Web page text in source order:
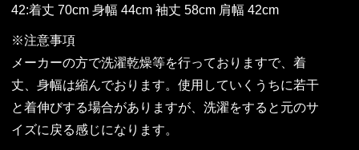
42:着丈 70cm 身幅 44cm 袖丈 58cm 肩幅 42cm
※注意事項
メーカーの方で洗濯乾燥等を行っておりますで、着
丈、身幅は縮んでおります。使用していくうちに若干
と着伸びする場合がありますが、洗濯をすると元のサ
イズに戻る感じになります。